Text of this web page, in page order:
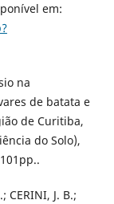
em:
na
de batata e
de Curitiba,
do Solo),
CERINI, J. B.;